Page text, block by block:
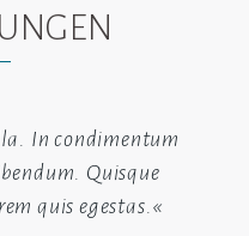
In condimentum
Quisque
quis egestas.«